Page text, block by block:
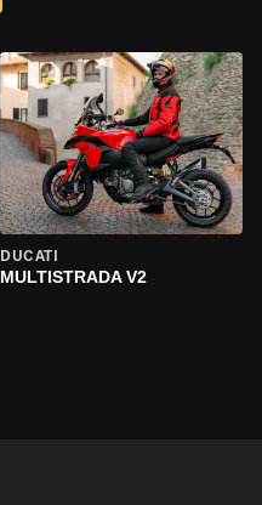
DUCATI
MULTISTRADA V2